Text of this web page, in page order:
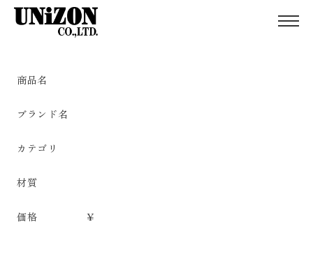
商品名
ブランド名
カテゴリ
材質
価格 ¥